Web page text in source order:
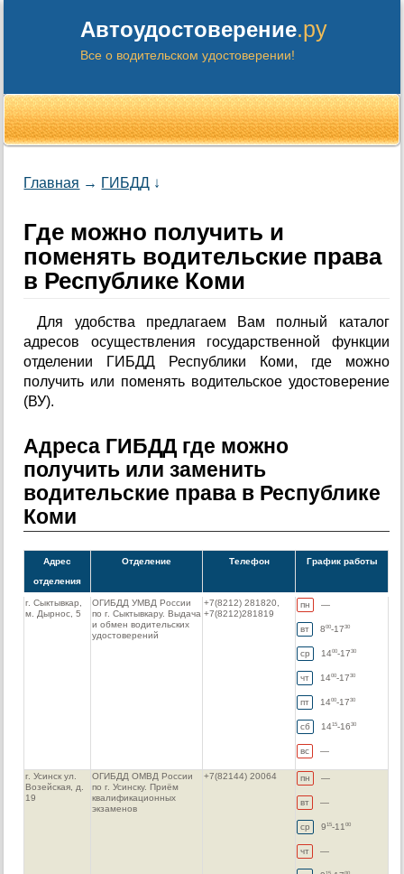
Автоудостоверение.ру
Все о водительском удостоверении!
Главная → ГИБДД ↓
Где можно получить и
поменять водительские права
в Республике Коми
Для удобства предлагаем Вам полный каталог
адресов осуществления государственной функции
отделении ГИБДД Республики Коми, где можно
получить или поменять водительское удостоверение
(ВУ).
Адреса ГИБДД где можно
получить или заменить
водительские права в Республике
Коми
Адрес
отделения
Отделение Телефон График работы
г. Сыктывкар,
м. Дырнос, 5
ОГИБДД УМВД России
по г. Сыктывкару. Выдача
и обмен водительских
удостоверений
+7(8212) 281820,
+7(8212)281819
пн —
вт 800 -1730
ср 1400 -1730
чт 1400 -1730
пт 1400 -1730
сб 1415-1630
вс —
г. Усинск ул.
Возейская, д.
19
ОГИБДД ОМВД России
по г. Усинску. Приём
квалификационных
экзаменов
+7(82144) 20064 пн —
вт —
ср 915-1100
чт —